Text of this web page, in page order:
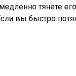
тянете
вы быстро